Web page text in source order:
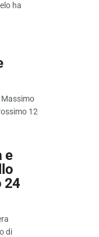
ha
Massimo
12
e
24
di